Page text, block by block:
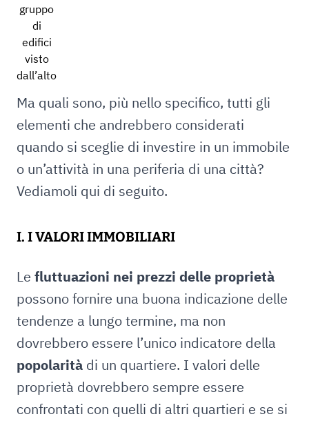
gruppo
di
edifici
visto
dall’alto
Ma quali sono, più nello specifico, tutti gli
elementi che andrebbero considerati
quando si sceglie di investire in un immobile
o un’attività in una periferia di una città?
Vediamoli qui di seguito.
I. I VALORI IMMOBILIARI
Le fluttuazioni nei prezzi delle proprietà
possono fornire una buona indicazione delle
tendenze a lungo termine, ma non
dovrebbero essere l’unico indicatore della
popolarità di un quartiere. I valori delle
proprietà dovrebbero sempre essere
confrontati con quelli di altri quartieri e se si